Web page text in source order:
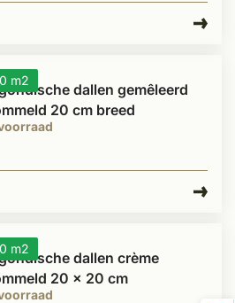
m2
dallen gemêleerd
20 cm breed
m2
dallen crème
20 x 20 cm